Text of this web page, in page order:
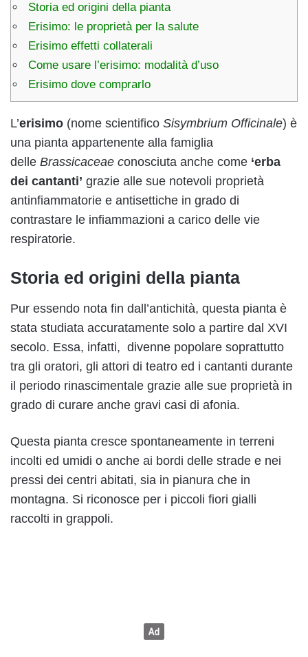
Storia ed origini della pianta
Erisimo: le proprietà per la salute
Erisimo effetti collaterali
Come usare l’erisimo: modalità d’uso
Erisimo dove comprarlo
L’erisimo (nome scientifico Sisymbrium Officinale) è
una pianta appartenente alla famiglia
delle Brassicaceae conosciuta anche come ‘erba
dei cantanti’ grazie alle sue notevoli proprietà
antinfiammatorie e antisettiche in grado di
contrastare le infiammazioni a carico delle vie
respiratorie.
Storia ed origini della pianta
Pur essendo nota fin dall’antichità, questa pianta è
stata studiata accuratamente solo a partire dal XVI
secolo. Essa, infatti, divenne popolare soprattutto
tra gli oratori, gli attori di teatro ed i cantanti durante
il periodo rinascimentale grazie alle sue proprietà in
grado di curare anche gravi casi di afonia.
Questa pianta cresce spontaneamente in terreni
incolti ed umidi o anche ai bordi delle strade e nei
pressi dei centri abitati, sia in pianura che in
montagna. Si riconosce per i piccoli fiori gialli
raccolti in grappoli.